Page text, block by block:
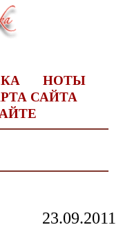
НОТЫ
САЙТА
23.09.2011